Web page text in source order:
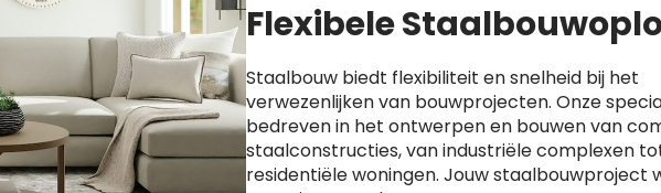
Flexibele
Staalbouw biedt flexibiliteit en snelheid bij het
verwezenlijken van bouwprojecten. Onze
bedreven in het ontwerpen en bouwen van
staalconstructies, van industriële complexen
residentiële woningen. Jouw staalbouwproject